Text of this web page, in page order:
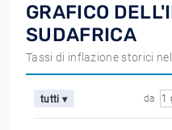
GRAFICO
SUDAFRICA
Tassi di inflazione storici
tutti ▾ da 1